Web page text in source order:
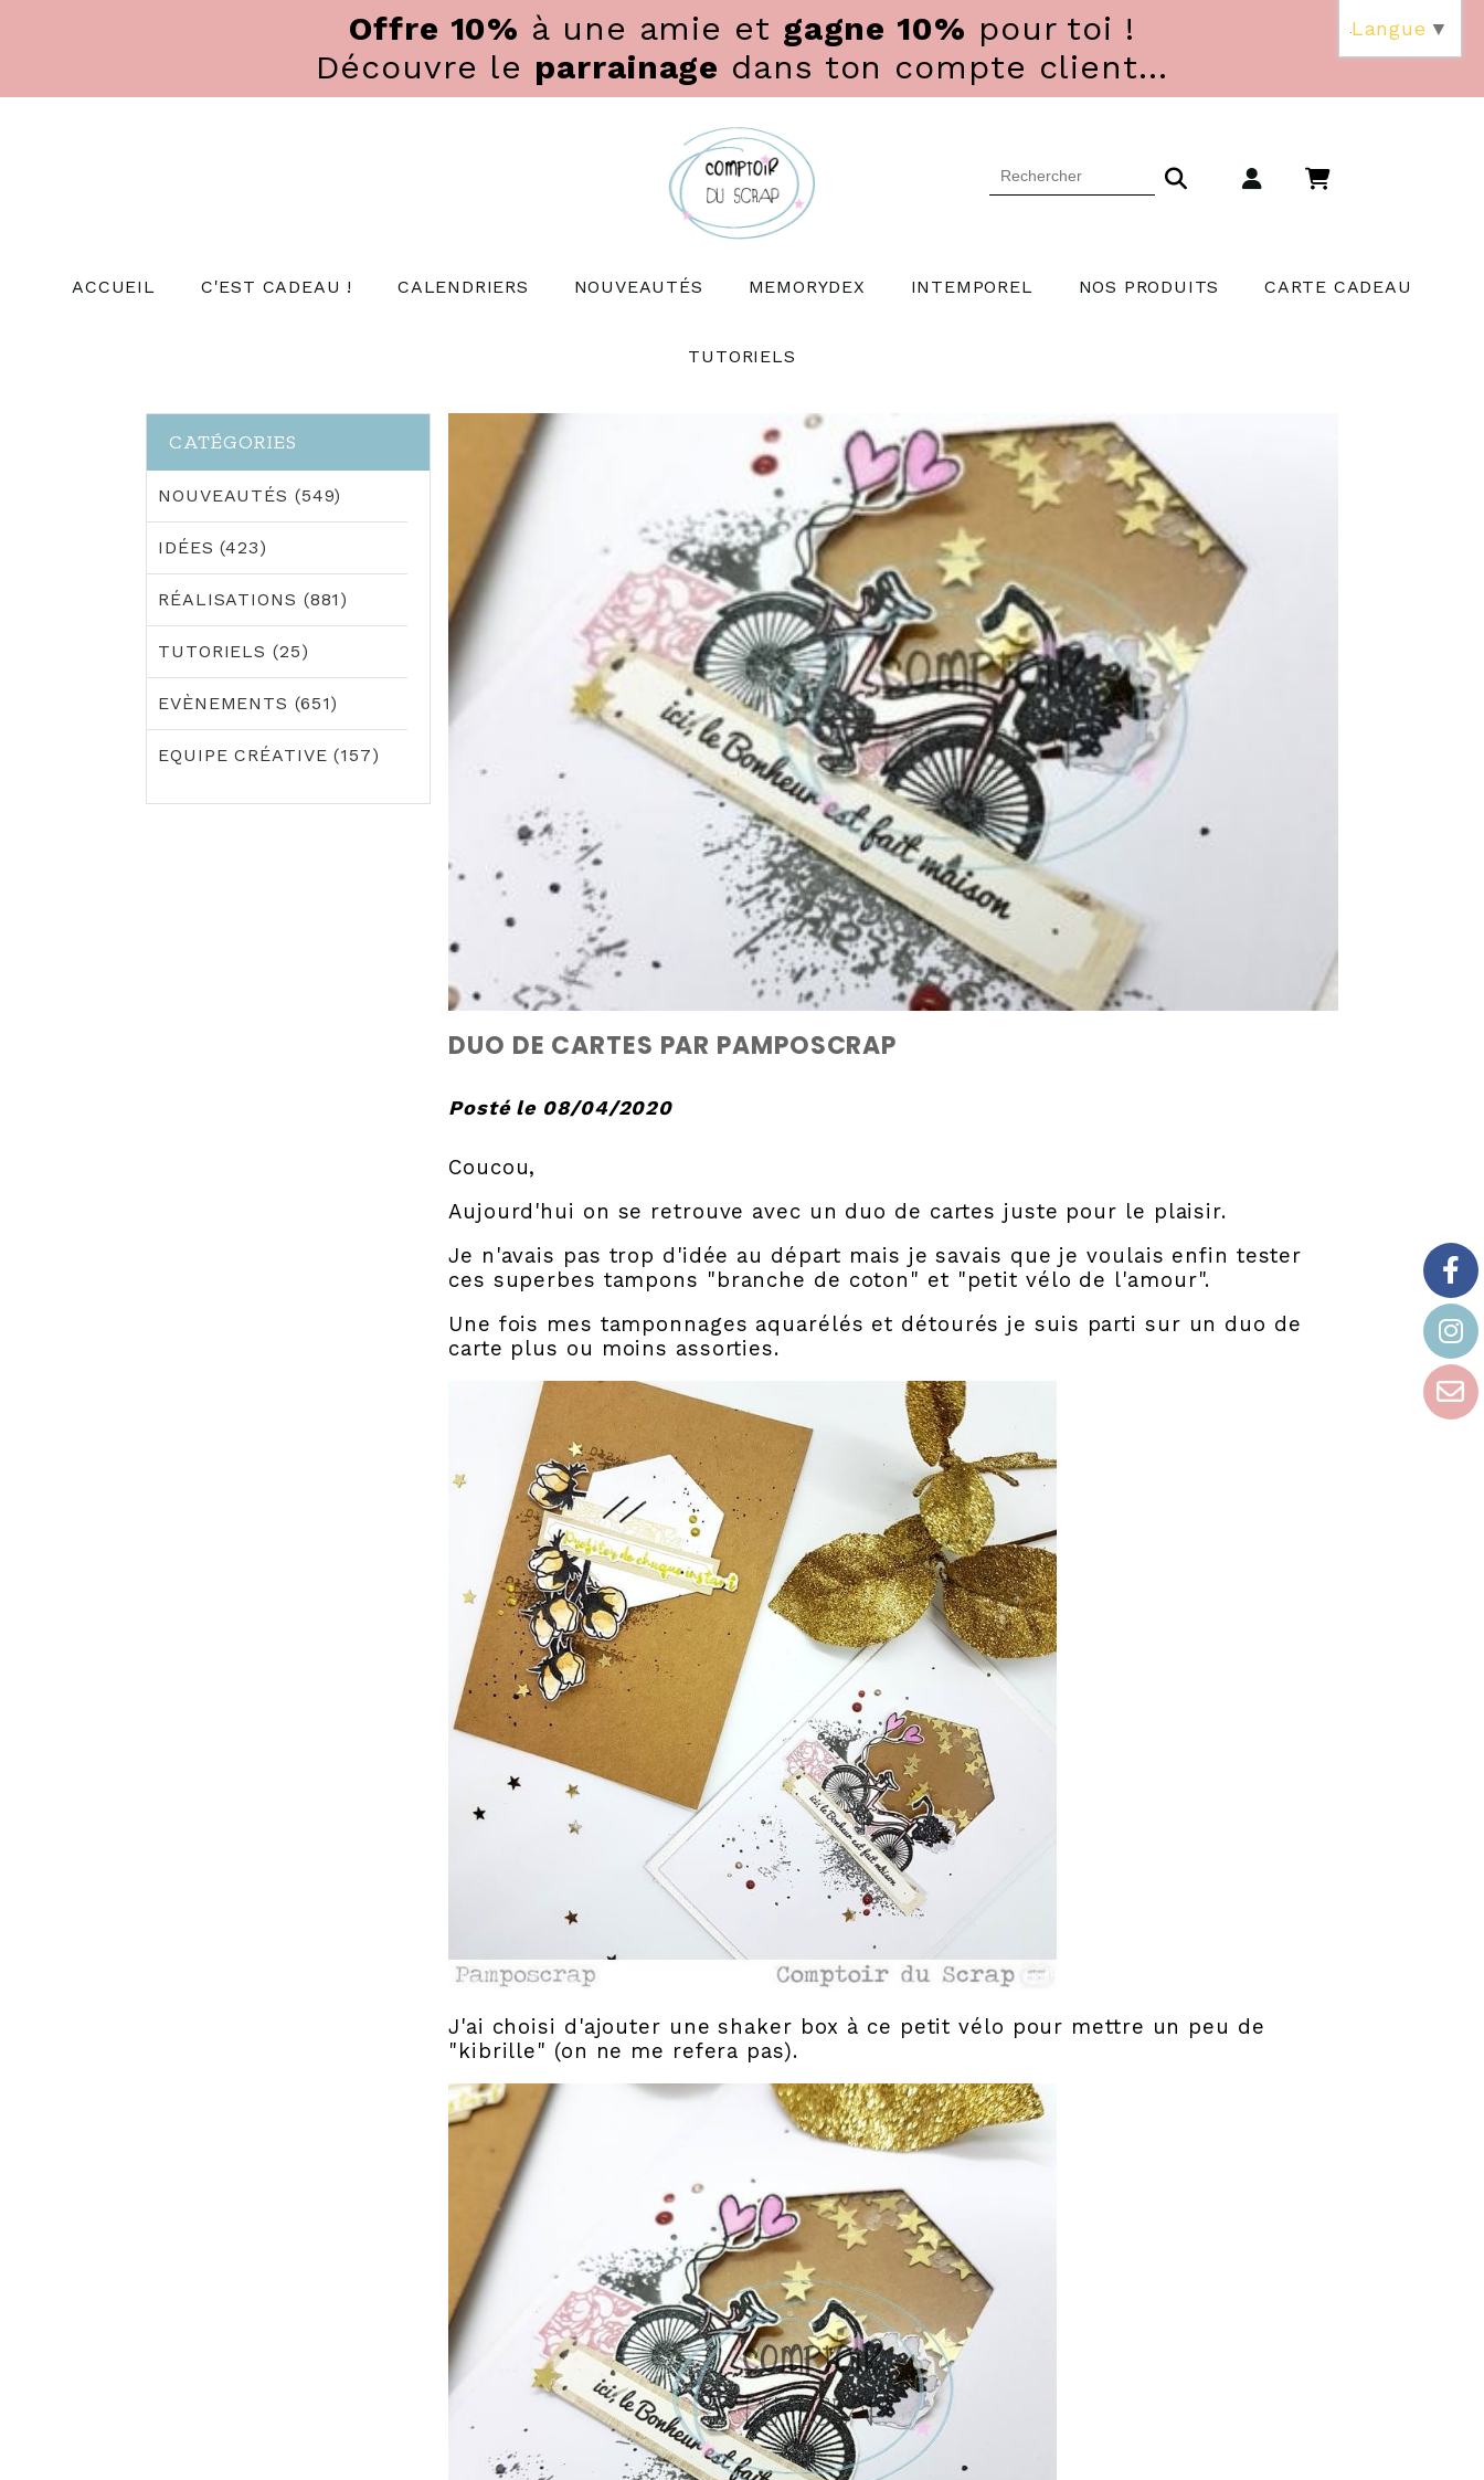
Offre 10% à une amie et gagne 10% pour toi !
Découvre le parrainage dans ton compte client...
ACCUEIL C'EST CADEAU ! CALENDRIERS NOUVEAUTÉS MEMORYDEX INTEMPOREL NOS PRODUITS CARTE CADEAU
TUTORIELS
DUO DE CARTES PAR PAMPOSCRAP
Posté le 08/04/2020
Coucou,
Aujourd'hui on se retrouve avec un duo de cartes juste pour le plaisir.
Je n'avais pas trop d'idée au départ mais je savais que je voulais enfin tester
ces superbes tampons "branche de coton" et "petit vélo de l'amour".
Une fois mes tamponnages aquarélés et détourés je suis parti sur un duo de
carte plus ou moins assorties.
J'ai choisi d'ajouter une shaker box à ce petit vélo pour mettre un peu de
"kibrille" (on ne me refera pas).
CATÉGORIES
NOUVEAUTÉS (549)
IDÉES (423)
RÉALISATIONS (881)
TUTORIELS (25)
EVÈNEMENTS (651)
EQUIPE CRÉATIVE (157)
Langue ▼